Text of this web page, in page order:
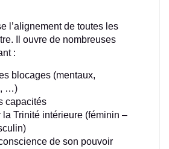
l’alignement de toutes les
Il ouvre de nombreuses
:
blocages (mentaux,
…)
capacités
la Trinité intérieure (féminin –
de son pouvoir